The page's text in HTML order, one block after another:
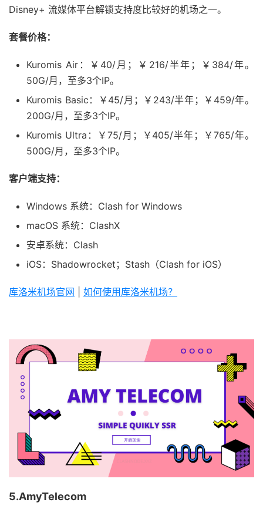
Disney+ 流媒体平台解锁支持度比较好的机场之一。
套餐价格：
Kuromis Air：￥40/月；￥216/半年；￥384/年。
50G/月，至多3个IP。
Kuromis Basic：￥45/月；￥243/半年；￥459/年。
200G/月，至多3个IP。
Kuromis Ultra：￥75/月；￥405/半年；￥765/年。
500G/月，至多3个IP。
客户端支持：
Windows 系统：Clash for Windows
macOS 系统：ClashX
安卓系统：Clash
iOS：Shadowrocket；Stash（Clash for iOS）
库洛米机场官网 如何使用库洛米机场？
5.AmyTelecom